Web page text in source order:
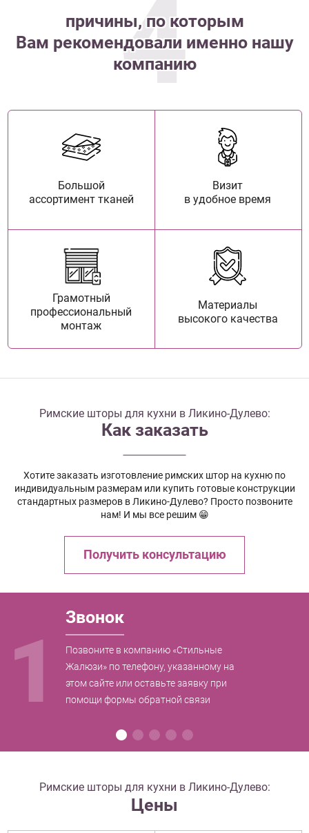
4
причины, по которым
Вам рекомендовали именно нашу
компанию
Большой
ассортимент тканей
Визит
в удобное время
Грамотный
профессиональный
монтаж
Материалы
высокого качества
Римские шторы для кухни в Ликино-Дулево:
Как заказать
Хотите заказать изготовление римских штор на кухню по
индивидуальным размерам или купить готовые конструкции
стандартных размеров в Ликино-Дулево? Просто позвоните
нам! И мы все решим 😁
Получить консультацию
1
Звонок
Позвоните в компанию «Стильные
Жалюзи» по телефону, указанному на
этом сайте или оставьте заявку при
помощи формы обратной связи
Римские шторы для кухни в Ликино-Дулево:
Цены